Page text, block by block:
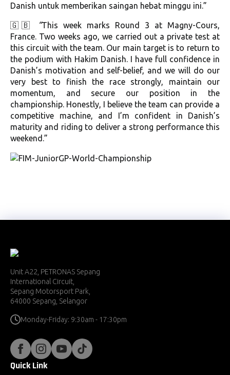
Danish untuk memberikan saingan hebat minggu ini.”
🇬🇧 “This week marks Round 3 at Magny-Cours,
France. Two weeks ago, we carried out a private test at
this circuit with the team. Our main target is to return to
the podium with Hakim Danish. I have full confidence in
Danish’s motivation and self-belief, and we will do our
very best to finish the race strongly, maintain our
momentum, and secure our position in the
championship. Honestly, I believe the team can provide a
competitive machine, and I’m confident in Danish’s
maturity and riding to deliver a strong performance this
weekend.”
Unit A22, PETRONAS Sepang
International Circuit,
Sepang Motorsport Park,
64000 Sepang, Selangor
Monday-Friday: 9:30am - 17:30pm
Quick Link